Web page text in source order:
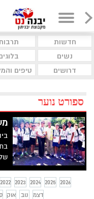
חדשות
נשים
דרושים
טיפים
ספורט נוער
2022 2023 2024 2025
2026
אוק נוב
דצמ